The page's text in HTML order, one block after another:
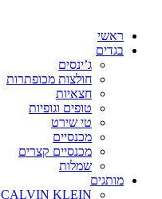
ראשי
בגדים
ג’ינסים
חולצות מכופתרות
חצאיות
טופים וגופיות
טי שירט
מכנסיים
מכנסיים קצרים
שמלות
מותגים
CALVIN KLEIN